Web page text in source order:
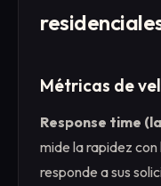
Métricas de
Response time
mide la rapidez
responde a sus